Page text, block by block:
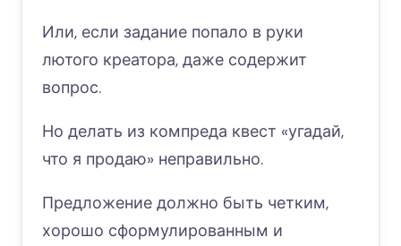
Или, если задание попало в руки
лютого креатора, даже содержит
вопрос.
Но делать из компреда квест «угадай,
что я продаю» неправильно.
Предложение должно быть четким,
хорошо сформулированным и